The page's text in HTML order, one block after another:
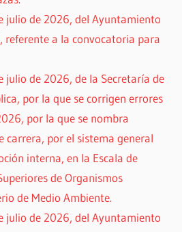
julio de 2026, del Ayuntamiento
referente a la convocatoria para
julio de 2026, de la Secretaría de
por la que se corrigen errores
por la que se nombra
carrera, por el sistema general
interna, en la Escala de
de Organismos
de Medio Ambiente.
julio de 2026, del Ayuntamiento